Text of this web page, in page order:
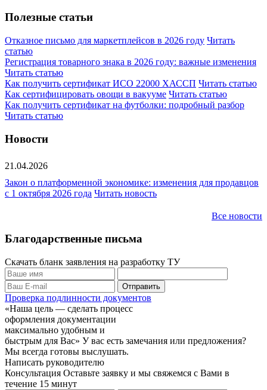
Полезные статьи
Отказное письмо для маркетплейсов в 2026 году Читать
статью
Регистрация товарного знака в 2026 году: важные изменения
Читать статью
Как получить сертификат ИСО 22000 ХАССП Читать статью
Как сертифицировать овощи в вакууме Читать статью
Как получить сертификат на футболки: подробный разбор
Читать статью
Новости
21.04.2026
Закон о платформенной экономике: изменения для продавцов
с 1 октября 2026 года Читать новость
Все новости
Благодарственные письма
Скачать бланк заявления на разработку ТУ
Проверка подлинности документов
«Наша цель — сделать процесс
оформления документации
максимально удобным и
быстрым для Вас» У вас есть замечания или предложения?
Мы всегда готовы выслушать.
Написать руководителю
Консультация Оставьте заявку и мы свяжемся с Вами в
течение 15 минут